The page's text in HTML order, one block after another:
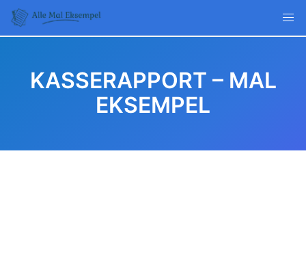
Skip
content
KASSERAPPORT – MAL
EKSEMPEL